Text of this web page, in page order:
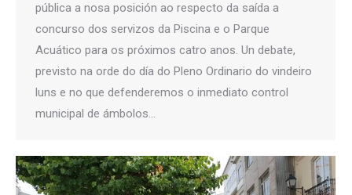
pública a nosa posición ao respecto da saída a
concurso dos servizos da Piscina e o Parque
Acuático para os próximos catro anos. Un debate,
previsto na orde do día do Pleno Ordinario do vindeiro
luns e no que defenderemos o inmediato control
municipal de ámbolos…